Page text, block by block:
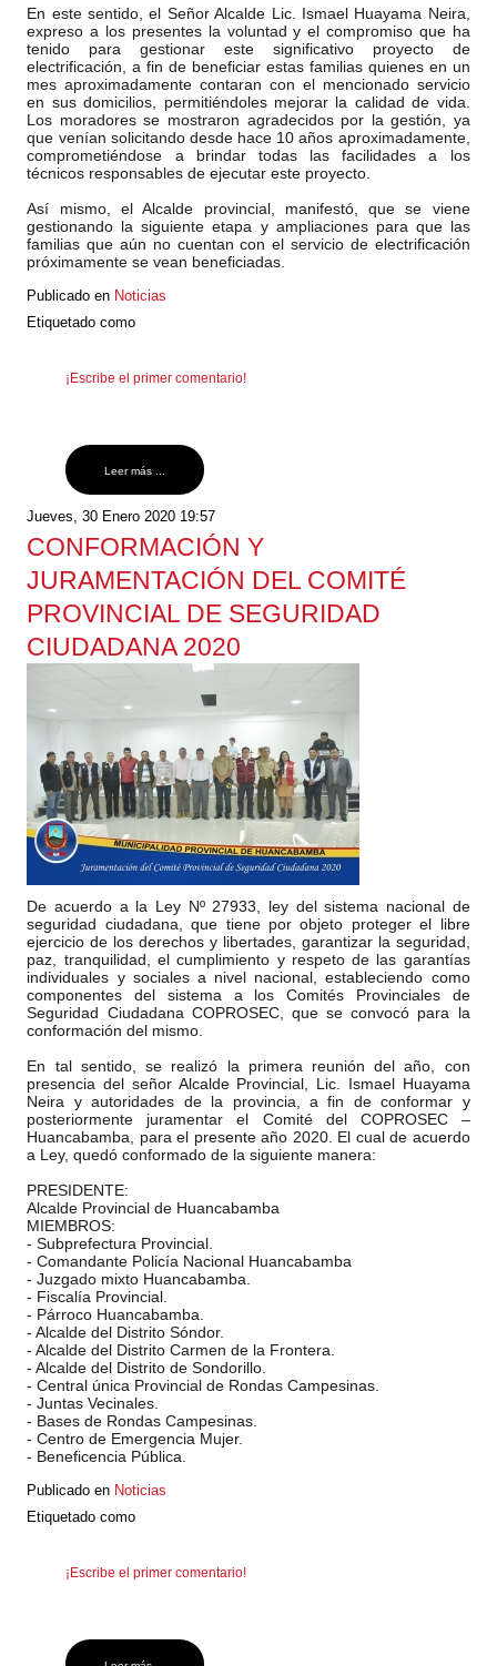
En este sentido, el Señor Alcalde Lic. Ismael Huayama Neira,
expreso a los presentes la voluntad y el compromiso que ha
tenido para gestionar este significativo proyecto de
electrificación, a fin de beneficiar estas familias quienes en un
mes aproximadamente contaran con el mencionado servicio
en sus domicilios, permitiéndoles mejorar la calidad de vida.
Los moradores se mostraron agradecidos por la gestión, ya
que venían solicitando desde hace 10 años aproximadamente,
comprometiéndose a brindar todas las facilidades a los
técnicos responsables de ejecutar este proyecto.
Así mismo, el Alcalde provincial, manifestó, que se viene
gestionando la siguiente etapa y ampliaciones para que las
familias que aún no cuentan con el servicio de electrificación
próximamente se vean beneficiadas.
Publicado en Noticias
Etiquetado como
¡Escribe el primer comentario!
Leer más ...
Jueves, 30 Enero 2020 19:57
CONFORMACIÓN Y
JURAMENTACIÓN DEL COMITÉ
PROVINCIAL DE SEGURIDAD
CIUDADANA 2020
De acuerdo a la Ley Nº 27933, ley del sistema nacional de
seguridad ciudadana, que tiene por objeto proteger el libre
ejercicio de los derechos y libertades, garantizar la seguridad,
paz, tranquilidad, el cumplimiento y respeto de las garantías
individuales y sociales a nivel nacional, estableciendo como
componentes del sistema a los Comités Provinciales de
Seguridad Ciudadana COPROSEC, quese convocó para la
conformación del mismo.
En tal sentido, se realizó la primera reunión del año, con
presencia del señor Alcalde Provincial, Lic. Ismael Huayama
Neira y autoridades de la provincia, a fin de conformar y
posteriormente juramentar el Comité del COPROSEC –
Huancabamba, para el presente año 2020. El cual de acuerdo
a Ley, quedó conformado de la siguiente manera:
PRESIDENTE:
Alcalde Provincial de Huancabamba
MIEMBROS:
- Subprefectura Provincial.
- Comandante Policía Nacional Huancabamba
- Juzgado mixto Huancabamba.
- Fiscalía Provincial.
- Párroco Huancabamba.
- Alcalde del Distrito Sóndor.
- Alcalde del Distrito Carmen de la Frontera.
- Alcalde del Distrito de Sondorillo.
- Central única Provincial de Rondas Campesinas.
- Juntas Vecinales.
- Bases de Rondas Campesinas.
- Centro de Emergencia Mujer.
- Beneficencia Pública.
Publicado en Noticias
Etiquetado como
¡Escribe el primer comentario!